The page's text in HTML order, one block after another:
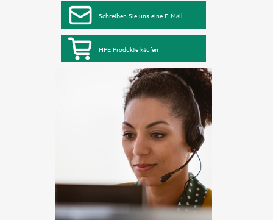
Schreiben Sie uns eine E-Mail
HPE Produkte kaufen